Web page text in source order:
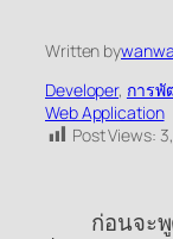
Written by
Developer, การพั
Web Application
Post Views:
ก่อนจะพูด